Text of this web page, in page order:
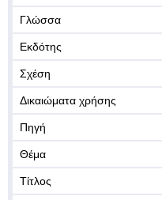
Γλώσσα
Εκδότης
Σχέση
Δικαιώματα χρήσης
Πηγή
Θέμα
Τίτλος